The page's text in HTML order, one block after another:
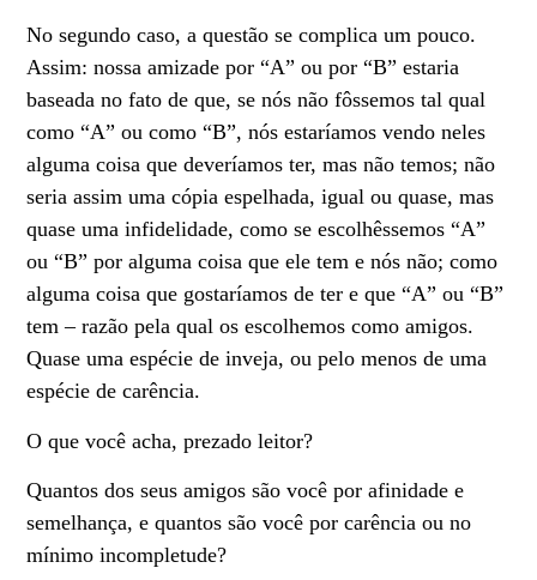
No segundo caso, a questão se complica um pouco.
Assim: nossa amizade por “A” ou por “B” estaria
baseada no fato de que, se nós não fôssemos tal qual
como “A” ou como “B”, nós estaríamos vendo neles
alguma coisa que deveríamos ter, mas não temos; não
seria assim uma cópia espelhada, igual ou quase, mas
quase uma infidelidade, como se escolhêssemos “A”
ou “B” por alguma coisa que ele tem e nós não; como
alguma coisa que gostaríamos de ter e que “A” ou “B”
tem – razão pela qual os escolhemos como amigos.
Quase uma espécie de inveja, ou pelo menos de uma
espécie de carência.
O que você acha, prezado leitor?
Quantos dos seus amigos são você por afinidade e
semelhança, e quantos são você por carência ou no
mínimo incompletude?